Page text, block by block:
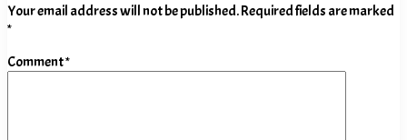
Your email address will not be published.Required fields are marked
*
Comment*